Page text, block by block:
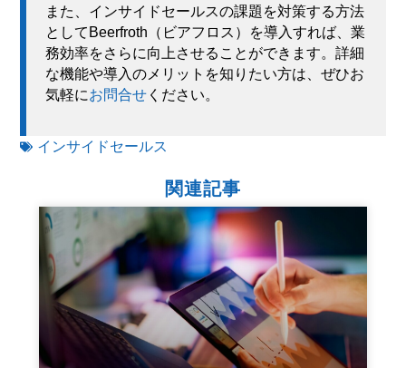
また、インサイドセールスの課題を対策する方法
としてBeerfroth（ビアフロス）を導入すれば、業
務効率をさらに向上させることができます。詳細
な機能や導入のメリットを知りたい方は、ぜひお
気軽にお問合せください。
インサイドセールス
関連記事